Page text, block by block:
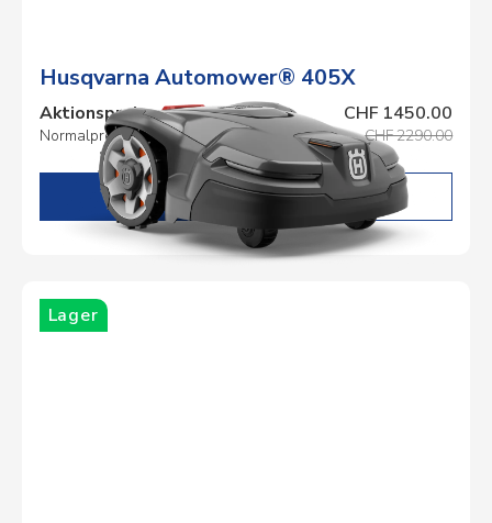
Husqvarna Automower® 405X
Aktionspreis CHF 1450.00
Normalpreis CHF 2290.00
DETAILS
Lager